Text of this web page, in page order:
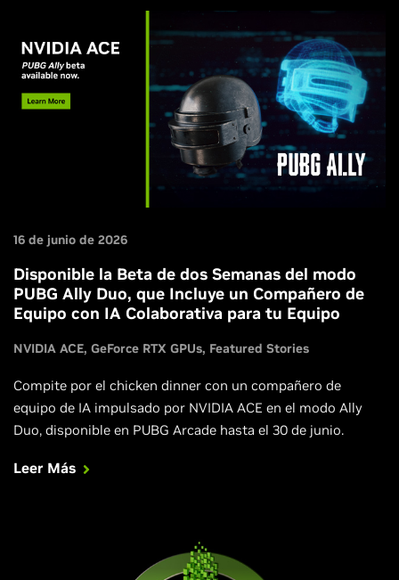
16 de junio de 2026
Disponible la Beta de dos Semanas del modo
PUBG Ally Duo, que Incluye un Compañero de
Equipo con IA Colaborativa para tu Equipo
NVIDIA ACE GeForce RTX GPUs Featured Stories
Compite por el chicken dinner con un compañero de
equipo de IA impulsado por NVIDIA ACE en el modo Ally
Duo, disponible en PUBG Arcade hasta el 30 de junio.
Leer Más